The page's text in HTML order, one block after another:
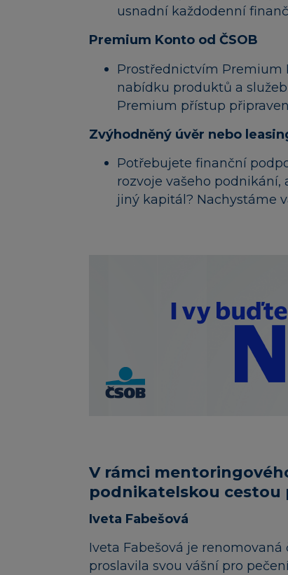
usnadní každodenní
Premium Konto od ČSOB
Prostřednictvím
nabídku produktů a
Premium přístup
Zvýhodněný úvěr nebo
Potřebujete finanční
rozvoje vašeho
jiný kapitál? Nachystáme
V rámci
podnikatelskou cestou
Iveta Fabešová
Iveta Fabešová je
proslavila svou vášní pro